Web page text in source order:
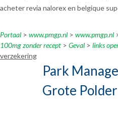
acheter revia nalorex en belgique
Portaal > www.pmgp.nl > www.pmgp.nl
100mg zonder recept > Geval > links
verzekering
Park
Grote Polder